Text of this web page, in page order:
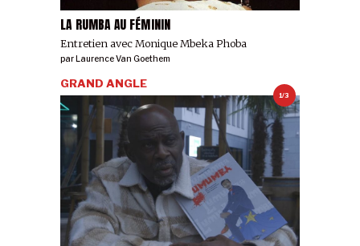
LA RUMBA AU FÉMININ
Entretien avec Monique Mbeka Phoba
par Laurence Van Goethem
1/3
GRAND ANGLE